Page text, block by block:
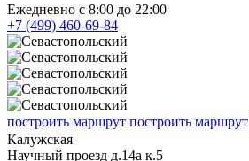
Ежедневно с 8:00 до 22:00
+7 (499) 460-69-84
построить маршрут построить маршрут
Калужская
Научный проезд д.14а к.5